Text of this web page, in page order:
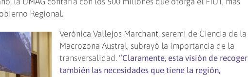
Regional.
Verónica Vallejos Marchant, seremi de Ciencia de la
Macrozona Austral, subrayó la importancia de la
transversalidad.“Claramente, esta visión de recoger
también las necesidades que tiene la región,